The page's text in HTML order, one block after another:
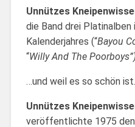
Unnützes
die Band drei Platinalben
Kalenderjahres (“Bayou
“Willy And The
…und weil es so schön
Unnützes
veröffentlichte 1975 den